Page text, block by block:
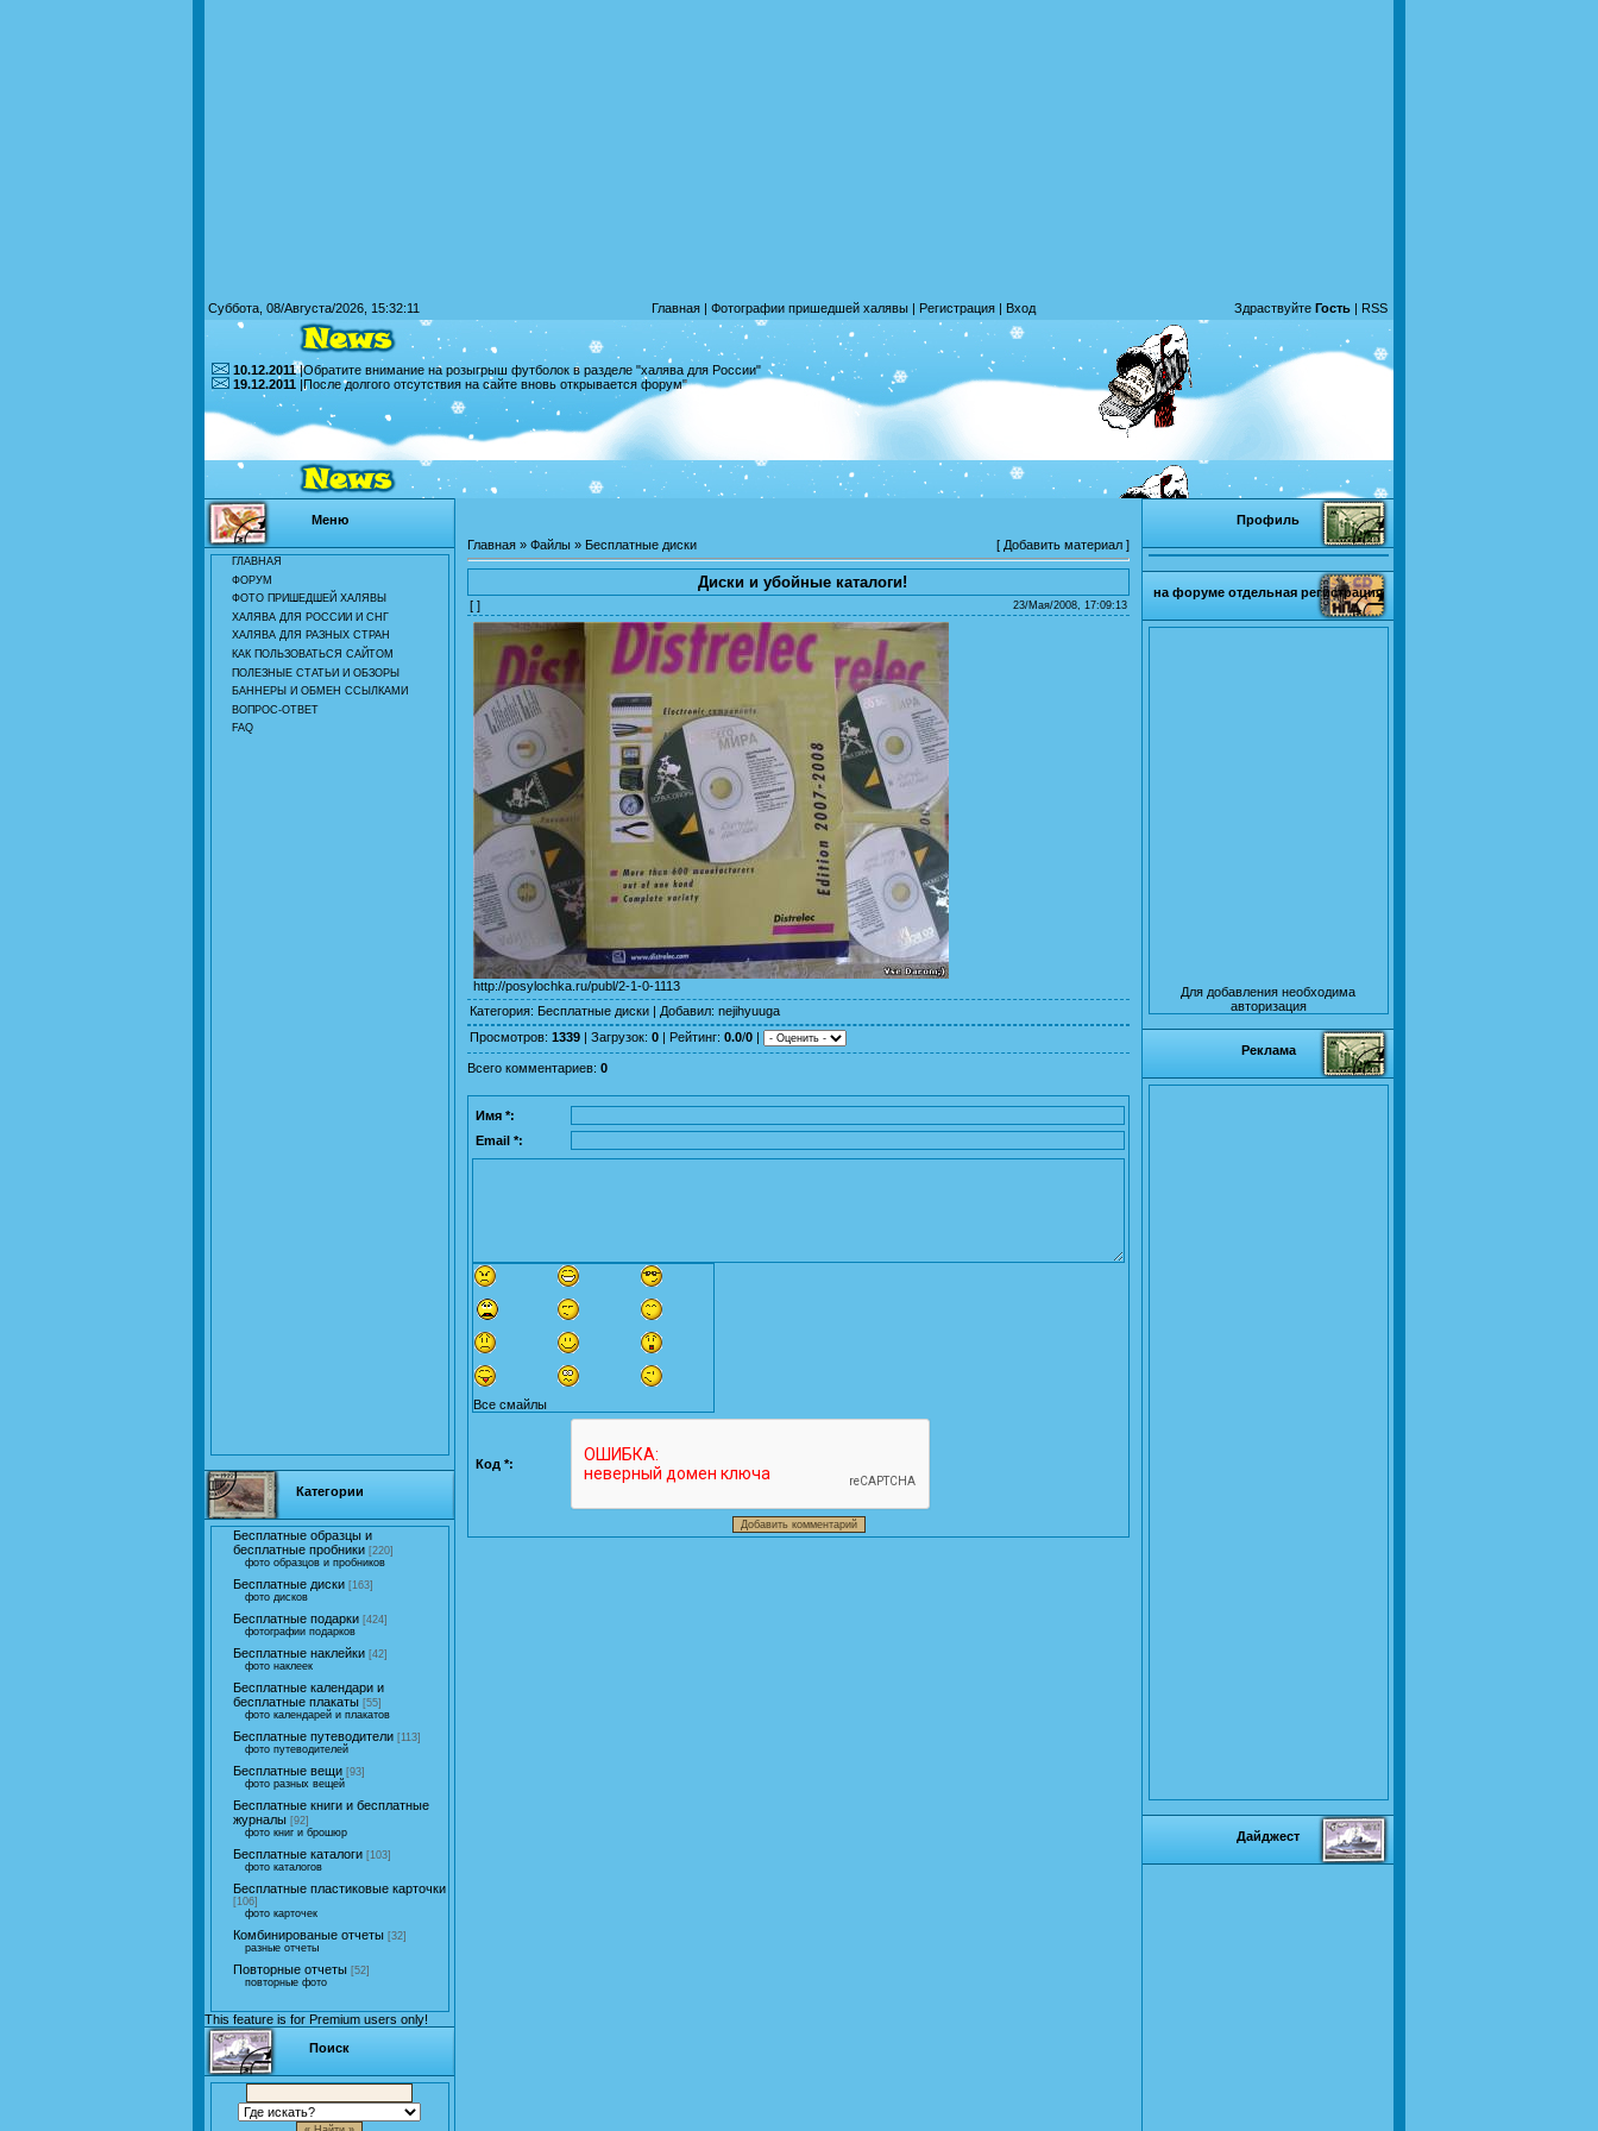
Суббота, 08/Августа/2026, 15:32:11 Главная| Фотографии пришедшей халявы| Регистрация| Вход Здраствуйте Гость | RSS
10.12.2011|Обратите внимание на розыгрыш футболок в разделе "халява для России"
19.12.2011 |После долгого отсутствия на сайте вновь открывается форум"
Меню
ГЛАВНАЯ
ФОРУМ
ФОТО ПРИШЕДШЕЙ ХАЛЯВЫ
ХАЛЯВА ДЛЯ РОССИИ И СНГ
ХАЛЯВА ДЛЯ РАЗНЫХ СТРАН
КАК ПОЛЬЗОВАТЬСЯ САЙТОМ
ПОЛЕЗНЫЕ СТАТЬИ И ОБЗОРЫ
БАННЕРЫ И ОБМЕН ССЫЛКАМИ
ВОПРОС-ОТВЕТ
FAQ
Категории
Бесплатные образцы и
бесплатные пробники [220]
фото образцов и пробников
Бесплатные диски [163]
фото дисков
Бесплатные подарки [424]
фотографии подарков
Бесплатные наклейки [42]
фото наклеек
Бесплатные календари и
бесплатные плакаты [55]
фото календарей и плакатов
Бесплатные путеводители [113]
фото путеводителей
Бесплатные вещи [93]
фото разных вещей
Бесплатные книги и бесплатные
журналы [92]
фото книг и брошюр
Бесплатные каталоги [103]
фото каталогов
Бесплатные пластиковые карточки
[106]
фото карточек
Комбинированые отчеты [32]
разные отчеты
Повторные отчеты [52]
повторные фото
This feature is for Premium users only!
Поиск
Главная » Файлы » Бесплатные диски [ Добавить материал ]
Диски и убойные каталоги!
[ ] 23/Мая/2008, 17:09:13
http://posylochka.ru/publ/2-1-0-1113
Категория: Бесплатные диски | Добавил: nejihyuuga
Просмотров: 1339 | Загрузок: 0 | Рейтинг: 0.0/0 |
Всего комментариев: 0
Имя *:
Email *:
Все смайлы
Код *:
Профиль
на форуме отдельная регистрация
Для добавления необходима
авторизация
Реклама
Дайджест